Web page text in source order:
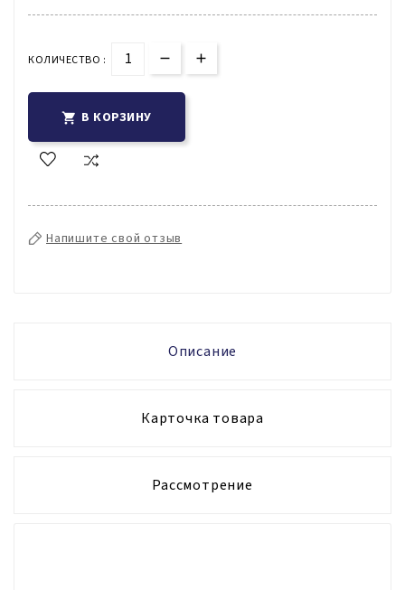
КОЛИЧЕСТВО :
 В КОРЗИНУ
Напишите свой отзыв
Описание
Карточка товара
Рассмотрение